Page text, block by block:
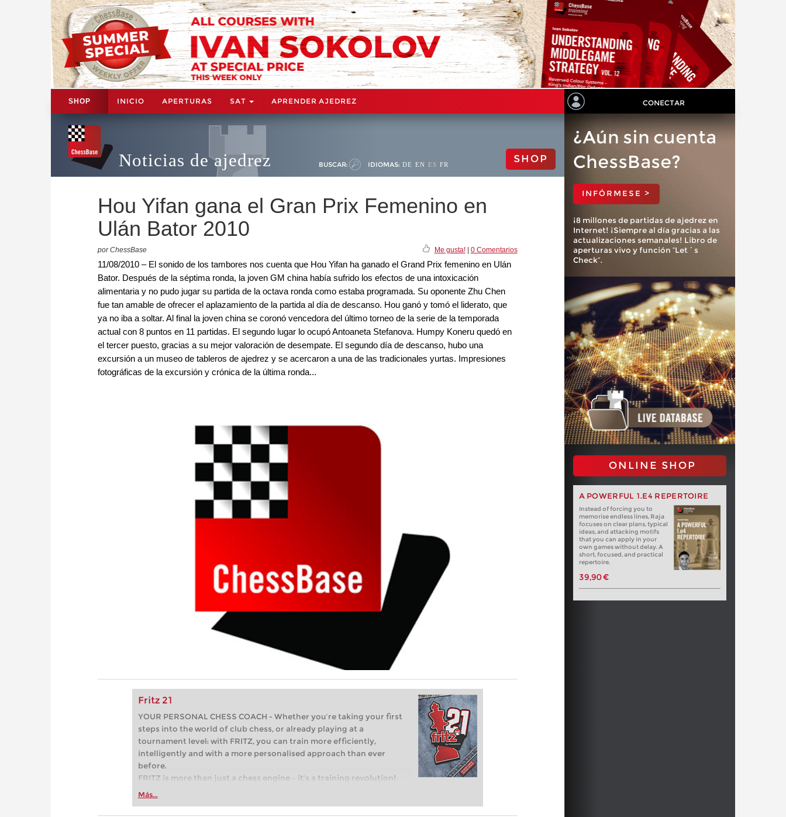
SHOP INICIO APERTURAS SAT APRENDER AJEDREZ CONECTAR
Noticias de ajedrez BUSCAR: IDIOMAS: DE EN ES FR SHOP
Hou Yifan gana el Gran Prix Femenino en
Ulán Bator 2010
por ChessBase Me gusta!| 0 Comentarios
11/08/2010 – El sonido de los tambores nos cuenta que Hou Yifan ha ganado el Grand Prix femenino en Ulán
Bator. Después de la séptima ronda, la joven GM china había sufrido los efectos de una intoxicación
alimentaria y no pudo jugar su partida de la octava ronda como estaba programada. Su oponente Zhu Chen
fue tan amable de ofrecer el aplazamiento de la partida al día de descanso. Hou ganó y tomó el liderato, que
ya no iba a soltar. Al final la joven china se coronó vencedora del último torneo de la serie de la temporada
actual con 8 puntos en 11 partidas. El segundo lugar lo ocupó Antoaneta Stefanova. Humpy Koneru quedó en
el tercer puesto, gracias a su mejor valoración de desempate. El segundo día de descanso, hubo una
excursión a un museo de tableros de ajedrez y se acercaron a una de las tradicionales yurtas. Impresiones
fotográficas de la excursión y crónica de la última ronda...
Fritz 21
YOUR PERSONAL CHESS COACH - Whether you’re taking your first
steps into the world of club chess, or already playing at a
tournament level: with FRITZ, you can train more efficiently,
intelligently and with a more personalised approach than ever
before.
FRITZ is more than just a chess engine – it’s a training revolution!
Whether you’re taking your first steps into the world of club chess,
Más...
¿Aún sin cuenta
ChessBase?
INFÓRMESE >
¡8 millones de partidas de ajedrez en
Internet! ¡Siempre al día gracias a las
actualizaciones semanales! Libro de
aperturas vivo y función “Let´s
Check”.
ONLINE SHOP
A POWERFUL 1.E4 REPERTOIRE
Instead of forcing you to
memorise endless lines, Raja
focuses on clear plans, typical
ideas, and attacking motifs
that you can apply in your
own games without delay. A
short, focused, and practical
repertoire.
39,90 €